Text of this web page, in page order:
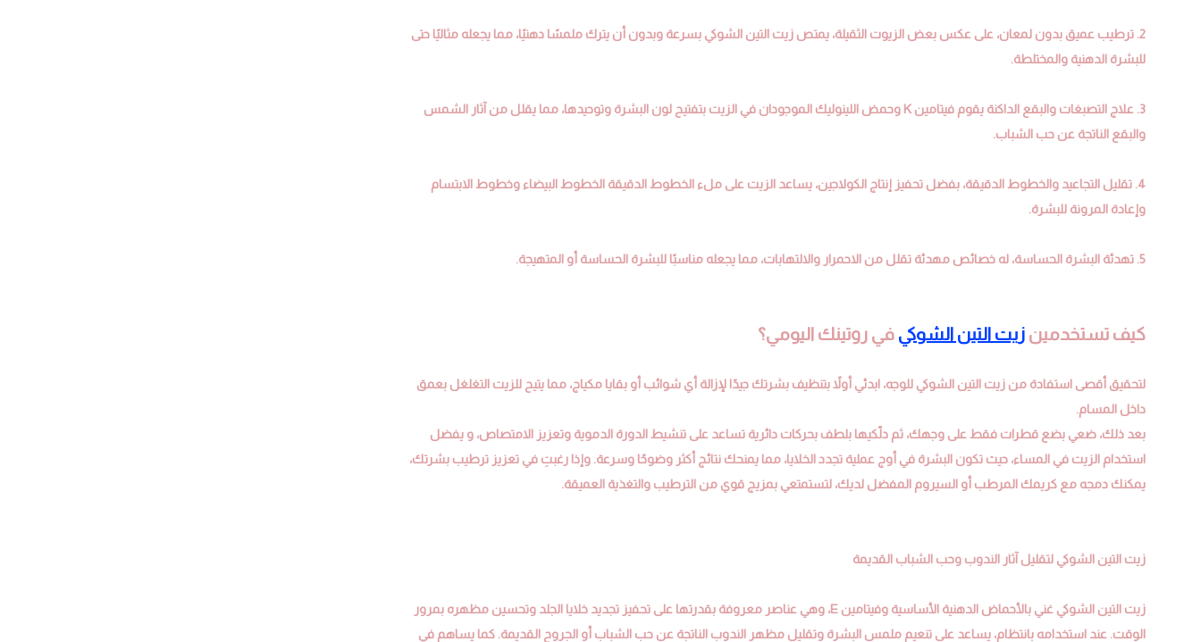
2. ترطيب عميق بدون لمعان، على عكس بعض الزيوت الثقيلة، يمتص زيت التين الشوكي بسرعة وبدون أن يترك ملمسًا دهنيًا، مما يجعله مثاليًا حتى
للبشرة الدهنية والمختلطة.
3. علاج التصبغات والبقع الداكنة يقوم فيتامين K وحمض اللينوليك الموجودان في الزيت بتفتيح لون البشرة وتوحيدها، مما يقلل من آثار الشمس
والبقع الناتجة عن حب الشباب.
4. تقليل التجاعيد والخطوط الدقيقة، بفضل تحفيز إنتاج الكولاجين، يساعد الزيت على ملء الخطوط الدقيقة الخطوط البيضاء وخطوط الابتسام
وإعادة المرونة للبشرة.
5. تهدئة البشرة الحساسة، له خصائص مهدئة تقلل من الاحمرار والالتهابات، مما يجعله مناسبًا للبشرة الحساسة أو المتهيجة.
كيف تستخدمين زيت التين الشوكي في روتينك اليومي؟
لتحقيق أقصى استفادة من زيت التين الشوكي للوجه، ابدئي أولاً بتنظيف بشرتك جيدًا لإزالة أي شوائب أو بقايا مكياج، مما يتيح للزيت التغلغل بعمق
داخل المسام.
بعد ذلك، ضعي بضع قطرات فقط على وجهك، ثم دلّكيها بلطف بحركات دائرية تساعد على تنشيط الدورة الدموية وتعزيز الامتصاص، و يفضل
استخدام الزيت في المساء، حيث تكون البشرة في أوج عملية تجدد الخلايا، مما يمنحك نتائج أكثر وضوحًا وسرعة. وإذا رغبتِ في تعزيز ترطيب بشرتك،
يمكنك دمجه مع كريمك المرطب أو السيروم المفضل لديك، لتستمتعي بمزيج قوي من الترطيب والتغذية العميقة.
زيت التين الشوكي لتقليل آثار الندوب وحب الشباب القديمة
زيت التين الشوكي غني بالأحماض الدهنية الأساسية وفيتامين E، وهي عناصر معروفة بقدرتها على تحفيز تجديد خلايا الجلد وتحسين مظهره بمرور
الوقت. عند استخدامه بانتظام، يساعد على تنعيم ملمس البشرة وتقليل مظهر الندوب الناتجة عن حب الشباب أو الجروح القديمة. كما يساهم في